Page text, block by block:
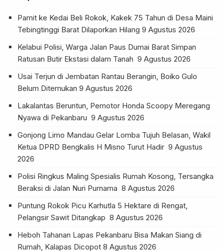
Pamit ke Kedai Beli Rokok, Kakek 75 Tahun di Desa Maini
Tebingtinggi Barat Dilaporkan Hilang 9 Agustus 2026
Kelabui Polisi, Warga Jalan Paus Dumai Barat Simpan
Ratusan Butir Ekstasi dalam Tanah 9 Agustus 2026
Usai Terjun di Jembatan Rantau Berangin, Boiko Gulo
Belum Ditemukan 9 Agustus 2026
Lakalantas Beruntun, Pemotor Honda Scoopy Meregang
Nyawa di Pekanbaru 9 Agustus 2026
Gonjong Limo Mandau Gelar Lomba Tujuh Belasan, Wakil
Ketua DPRD Bengkalis H Misno Turut Hadir 9 Agustus
2026
Polisi Ringkus Maling Spesialis Rumah Kosong, Tersangka
Beraksi di Jalan Nuri Purnama 8 Agustus 2026
Puntung Rokok Picu Karhutla 5 Hektare di Rengat,
Pelangsir Sawit Ditangkap 8 Agustus 2026
Heboh Tahanan Lapas Pekanbaru Bisa Makan Siang di
Rumah, Kalapas Dicopot 8 Agustus 2026